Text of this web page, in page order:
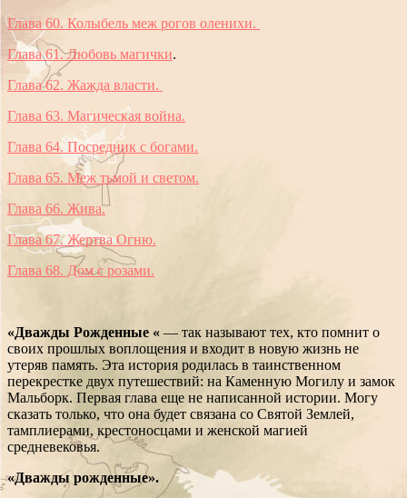
Глава 60. Колыбель меж рогов оленихи.
Глава 61. Любовь магички.
Глава 62. Жажда власти.
Глава 63. Магическая война.
Глава 64. Посредник с богами.
Глава 65. Меж тьмой и светом.
Глава 66. Жива.
Глава 67. Жертва Огню.
Глава 68. Дом с розами.
«Дважды Рожденные « — так называют тех, кто помнит о
своих прошлых воплощения и входит в новую жизнь не
утеряв память. Эта история родилась в таинственном
перекрестке двух путешествий: на Каменную Могилу и замок
Мальборк. Первая глава еще не написанной истории. Могу
сказать только, что она будет связана со Святой Землей,
тамплиерами, крестоносцами и женской магией
средневековья.
«Дважды рожденные».